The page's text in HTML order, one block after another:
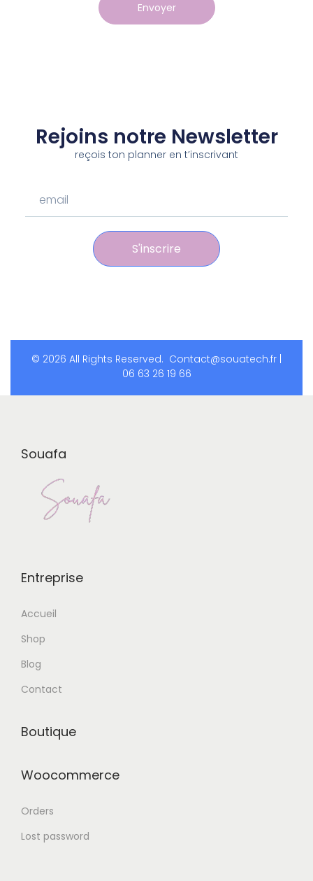
Envoyer
Rejoins notre Newsletter
reçois ton planner en t’inscrivant
S'inscrire
© 2026 All Rights Reserved. Contact@souatech.fr |
06 63 26 19 66
Souafa
Entreprise
Accueil
Shop
Blog
Contact
Boutique
Woocommerce
Orders
Lost password